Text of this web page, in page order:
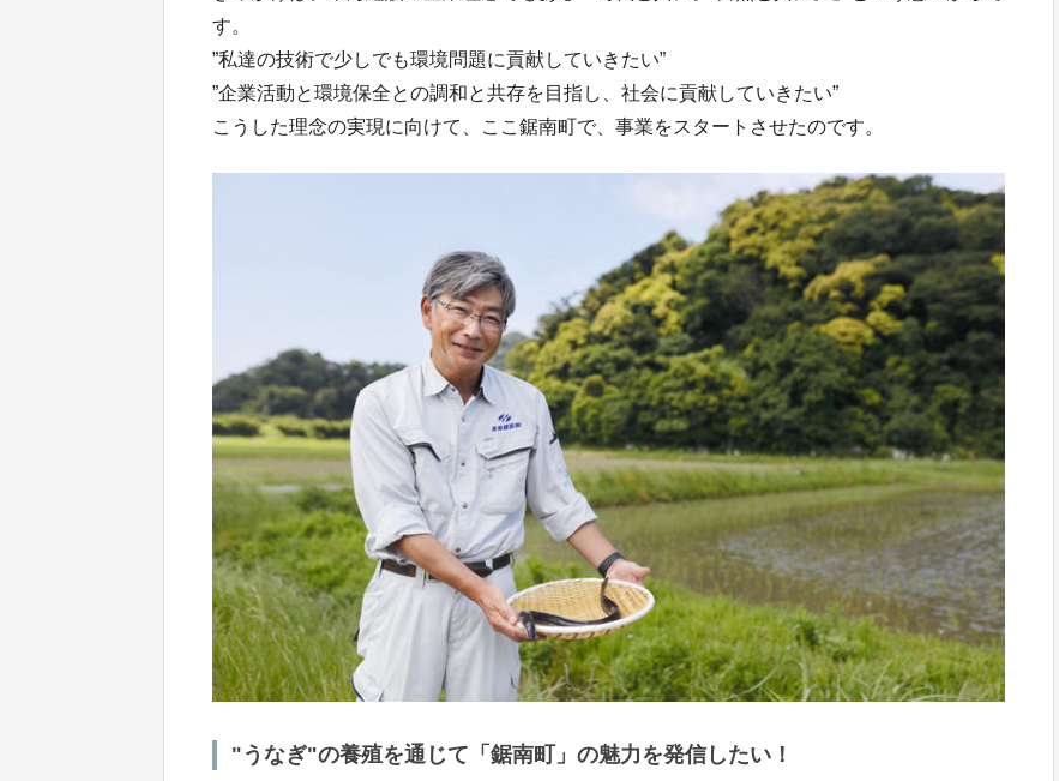
す。
”私達の技術で少しでも環境問題に貢献していきたい”
”企業活動と環境保全との調和と共存を目指し、社会に貢献していきたい”
こうした理念の実現に向けて、ここ鋸南町で、事業をスタートさせたのです。
"うなぎ"の養殖を通じて「鋸南町」の魅力を発信したい！